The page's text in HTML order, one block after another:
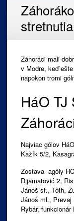
Záhoráci mali
v Modre, keď
napokon tromi
HáO TJ
Najviac gólov
Kažík 5/2,
Zostava agóly
Dijamatović 2,
Jánoš st., Tóth,
Jánoš ml.,
Rybár, funkcionár